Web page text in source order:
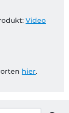
Video
hier.